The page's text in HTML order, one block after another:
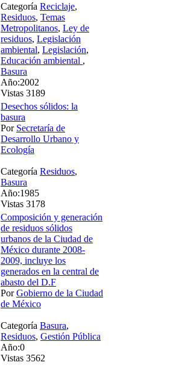
Categoría Reciclaje,
Residuos, Temas
Metropolitanos, Ley de
residuos, Legislación
ambiental, Legislación,
Educación ambiental ,
Basura
Año:2002
Vistas 3189
Desechos sólidos: la
basura
Por Secretaría de
Desarrollo Urbano y
Ecología
Categoría Residuos,
Basura
Año:1985
Vistas 3178
Composición y generación
de residuos sólidos
urbanos de la Ciudad de
México durante 2008-
2009, incluye los
generados en la central de
abasto del D.F
PorGobierno de la Ciudad
de México
Categoría Basura,
Residuos, Gestión Pública
Año:0
Vistas 3562